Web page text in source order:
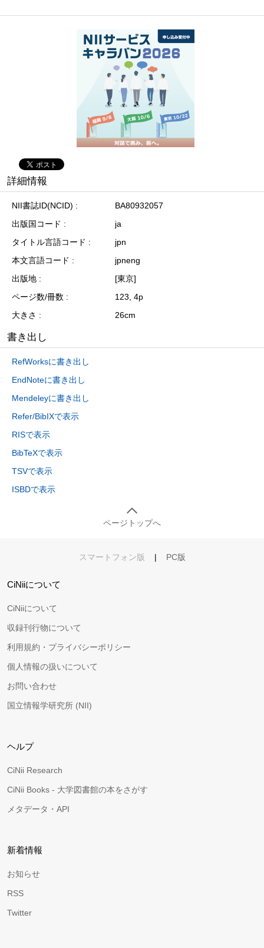
詳細情報
NII書誌ID(NCID)
BA80932057
出版国コード
ja
タイトル言語コード
jpn
本文言語コード
jpneng
出版地
[東京]
ページ数/冊数
123, 4p
大きさ
26cm
書き出し
RefWorksに書き出し
EndNoteに書き出し
Mendeleyに書き出し
Refer/BibIXで表示
RISで表示
BibTeXで表示
TSVで表示
ISBDで表示
ページトップへ
スマートフォン版 | PC版
CiNiiについて
CiNiiについて
収録刊行物について
利用規約・プライバシーポリシー
個人情報の扱いについて
お問い合わせ
国立情報学研究所 (NII)
ヘルプ
CiNii Research
CiNii Books - 大学図書館の本をさがす
メタデータ・API
新着情報
お知らせ
RSS
Twitter